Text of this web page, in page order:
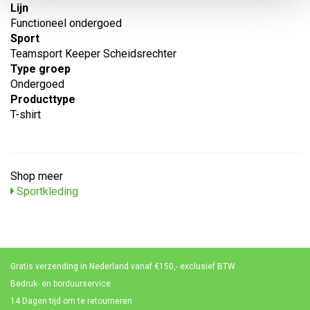
Lijn
Functioneel ondergoed
Sport
Teamsport Keeper Scheidsrechter
Type groep
Ondergoed
Producttype
T-shirt
Shop meer
Sportkleding
Gratis verzending in Nederland vanaf €150,- exclusief BTW
Bedruk- en borduurservice
14 Dagen tijd om te retourneren